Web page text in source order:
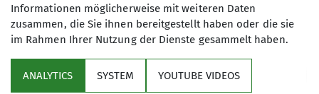
Mit (*) markierte Felder
sind Pflichtfelder
Absenden
Informationen möglicherweise mit weiteren Daten
zusammen, die Sie ihnen bereitgestellt haben oder die sie
im Rahmen Ihrer Nutzung der Dienste gesammelt haben.
ANALYTICS SYSTEM YOUTUBE VIDEOS